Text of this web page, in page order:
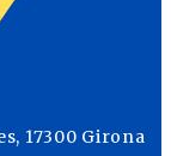
17300 Girona